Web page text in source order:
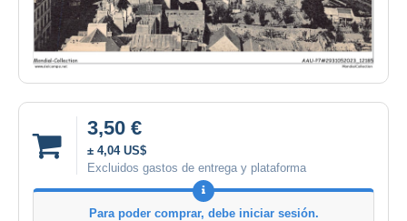
3,50 €
± 4,04 US$
Excluidos gastos de entrega y plataforma
Para poder comprar, debe iniciar sesión.